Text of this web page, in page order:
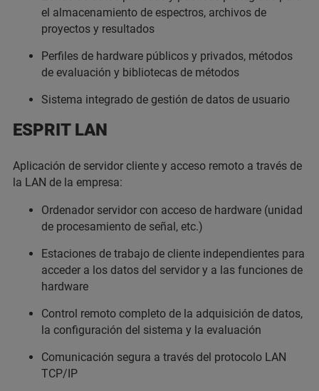
el almacenamiento de espectros, archivos de
proyectos y resultados
Perfiles de hardware públicos y privados, métodos
de evaluación y bibliotecas de métodos
Sistema integrado de gestión de datos de usuario
ESPRIT LAN
Aplicación de servidor cliente y acceso remoto a través de
la LAN de la empresa:
Ordenador servidor con acceso de hardware (unidad
de procesamiento de señal, etc.)
Estaciones de trabajo de cliente independientes para
acceder a los datos del servidor y a las funciones de
hardware
Control remoto completo de la adquisición de datos,
la configuración del sistema y la evaluación
Comunicación segura a través del protocolo LAN
TCP/IP